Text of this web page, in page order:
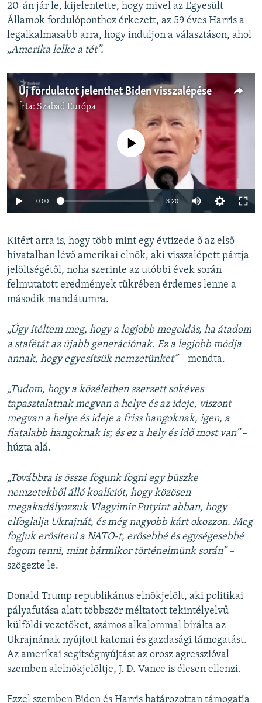
20-án jár le, kijelentette, hogy mivel az Egyesült
Államok fordulóponthoz érkezett, az 59 éves Harris a
legalkalmasabb arra, hogy induljon a választáson, ahol
„Amerika lelke a tét”.
Új fordulatot jelenthet Biden visszalépése
Írta:Szabad Európa
Auto 240p 360p 480p
720p 1080p
Jelenleg nincs elérhető tartalom
0:00 3:20
360p
480p
720p
Kitért arra is, hogy több mint egy évtizede ő az első
hivatalban lévő amerikai elnök, aki visszalépett pártja
jelöltségétől, noha szerinte az utóbbi évek során
felmutatott eredmények tükrében érdemes lenne a
második mandátumra.
„Úgy ítéltem meg, hogy a legjobb megoldás, ha átadom
a stafétát az újabb generációnak. Ez a legjobb módja
annak, hogy egyesítsük nemzetünket”– mondta.
„Tudom, hogy a közéletben szerzett sokéves
tapasztalatnak megvan a helye és az ideje, viszont
megvan a helye és ideje a friss hangoknak, igen, a
fiatalabb hangoknak is; és ez a hely és idő most van”–
húzta alá.
„Továbbra is össze fogunk fogni egy büszke
nemzetekből álló koalíciót, hogy közösen
megakadályozzuk Vlagyimir Putyint abban, hogy
elfoglalja Ukrajnát, és még nagyobb kárt okozzon. Meg
fogjuk erősíteni a NATO-t, erősebbé és egységesebbé
fogom tenni, mint bármikor történelmünk során” –
szögezte le.
Donald Trump republikánus elnökjelölt, aki politikai
pályafutása alatt többször méltatott tekintélyelvű
külföldi vezetőket, számos alkalommal bírálta az
Ukrajnának nyújtott katonai és gazdasági támogatást.
Az amerikai segítségnyújtást az orosz agresszióval
szemben alelnökjelöltje, J. D. Vance is élesen ellenzi.
Ezzel szemben Biden és Harris határozottan támogatja